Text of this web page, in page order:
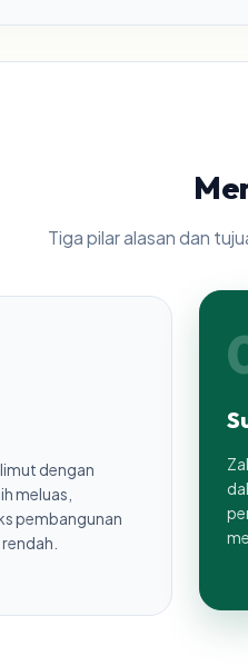
Tiga pilar alasan dan
dengan
meluas,
pembangunan